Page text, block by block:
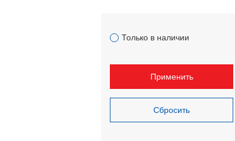
Только в наличии
Применить
Сбросить